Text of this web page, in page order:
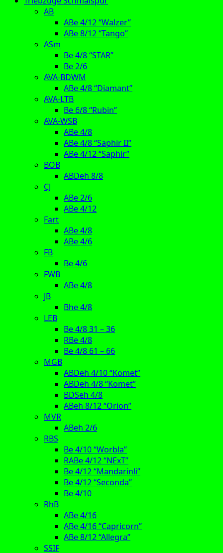
AB
ABe 4/12 “Walzer”
ABe 8/12 “Tango”
ASm
Be 4/8 “STAR”
Be 2/6
AVA-BDWM
ABe 4/8 “Diamant”
AVA-LTB
Be 6/8 “Rubin”
AVA-WSB
ABe 4/8
ABe 4/8 “Saphir II”
ABe 4/12 “Saphir”
BOB
ABDeh 8/8
CJ
ABe 2/6
ABe 4/12
Fart
ABe 4/8
ABe 4/6
FB
Be 4/6
FWB
ABe 4/8
JB
Bhe 4/8
LEB
Be 4/8 31 – 36
RBe 4/8
Be 4/8 61 – 66
MGB
ABDeh 4/10 “Komet”
ABDeh 4/8 “Komet”
BDSeh 4/8
ABeh 8/12 “Orion”
MVR
ABeh 2/6
RBS
Be 4/10 “Worbla”
RABe 4/12 “NExT”
Be 4/12 “Mandarinli”
Be 4/12 “Seconda”
Be 4/10
RhB
ABe 4/16
ABe 4/16 “Capricorn”
ABe 8/12 “Allegra”
SSIF